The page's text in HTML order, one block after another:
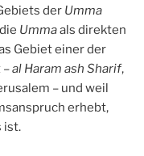
der Umma
Ummaals direkten
Gebiet einer der
–al Haram ash Sharif,
– und weil
erhebt,
ist.